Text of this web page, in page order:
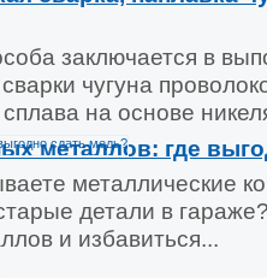
заключается в
чугуна
на основе
металлов: где
металлические
детали в
и избавиться...